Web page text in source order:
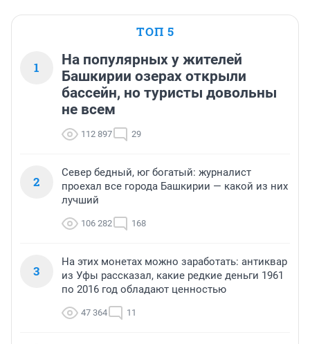
ТОП 5
1
На популярных у жителей
Башкирии озерах открыли
бассейн, но туристы довольны
не всем
112 897 29
2
Север бедный, юг богатый: журналист
проехал все города Башкирии — какой из них
лучший
106 282 168
3
На этих монетах можно заработать: антиквар
из Уфы рассказал, какие редкие деньги 1961
по 2016 год обладают ценностью
47 364 11